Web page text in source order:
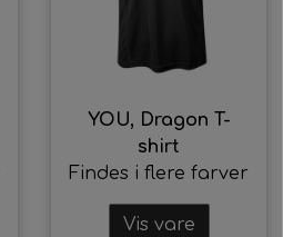
YOU, Dragon T-
shirt
Findes i flere farver
Vis vare